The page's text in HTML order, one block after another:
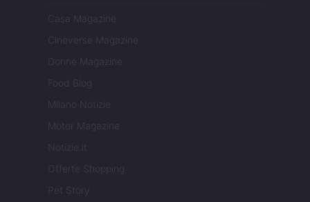
Casa Magazine
Cineverse Magazine
Donne Magazine
Food Blog
Milano Notizie
Motor Magazine
Notizie.it
Offerte Shopping
Pet Story